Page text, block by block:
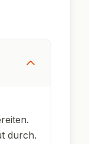
durch.